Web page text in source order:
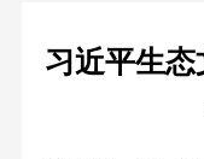
习近平生